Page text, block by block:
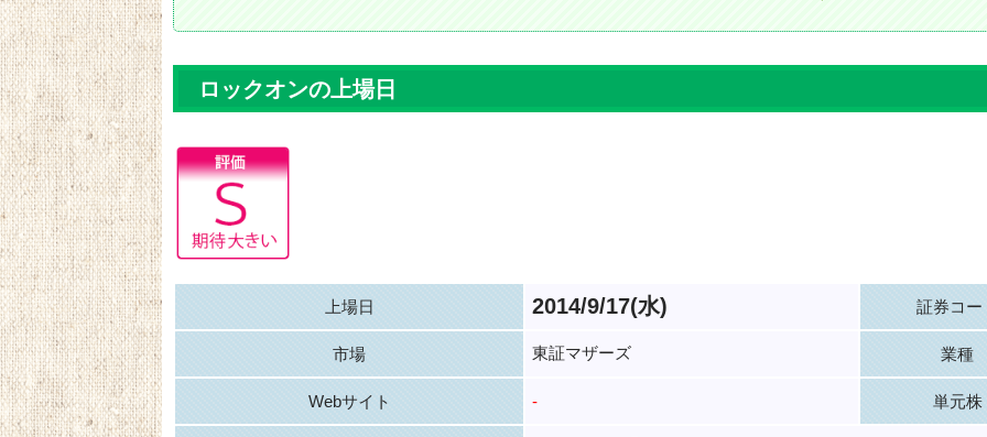
ロックオンの上場日
上場日 2014/9/17(水) 証券コー
市場 東証マザーズ 業種
Webサイト - 単元株